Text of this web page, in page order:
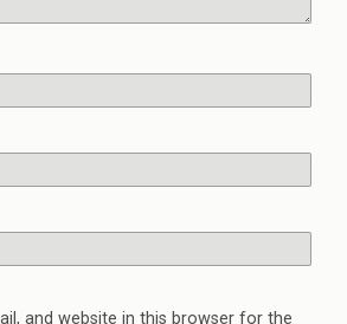
and website in this browser for the